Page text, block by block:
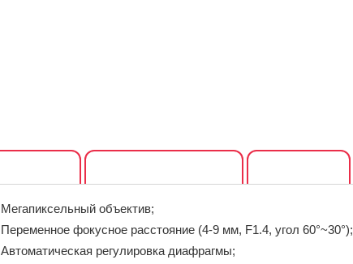
Мегапиксельный объектив;
Переменное фокусное расстояние (4-9 мм, F1.4, угол 60°~30°);
Автоматическая регулировка диафрагмы;